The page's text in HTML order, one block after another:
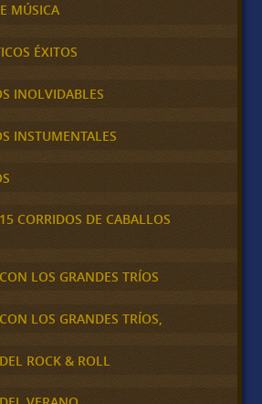
MÚSICA
ÉXITOS
INOLVIDABLES
INSTUMENTALES
CORRIDOS DE CABALLOS
LOS GRANDES TRÍOS
LOS GRANDES TRÍOS,
ROCK & ROLL